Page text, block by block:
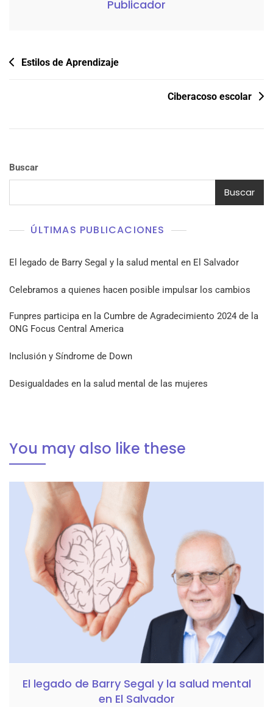
Publicador
Navegación
Estilos de Aprendizaje
Ciberacoso escolar
Buscar
Buscar
ÚLTIMAS PUBLICACIONES
El legado de Barry Segal y la salud mental en El Salvador
Celebramos a quienes hacen posible impulsar los cambios
Funpres participa en la Cumbre de Agradecimiento 2024 de la
ONG Focus Central America
Inclusión y Síndrome de Down
Desigualdades en la salud mental de las mujeres
You may also like these
El legado de Barry Segal y la salud mental
en El Salvador